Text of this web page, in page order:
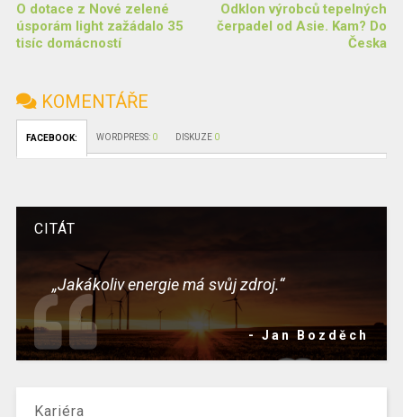
O dotace z Nové zelené
úsporám light zažádalo 35
tisíc domácností
Odklon výrobců tepelných
čerpadel od Asie. Kam? Do
Česka
KOMENTÁŘE
FACEBOOK: WORDPRESS: 0 DISKUZE 0
CITÁT
„Jakákoliv energie má svůj zdroj.“
- Jan Bozděch
Kariéra